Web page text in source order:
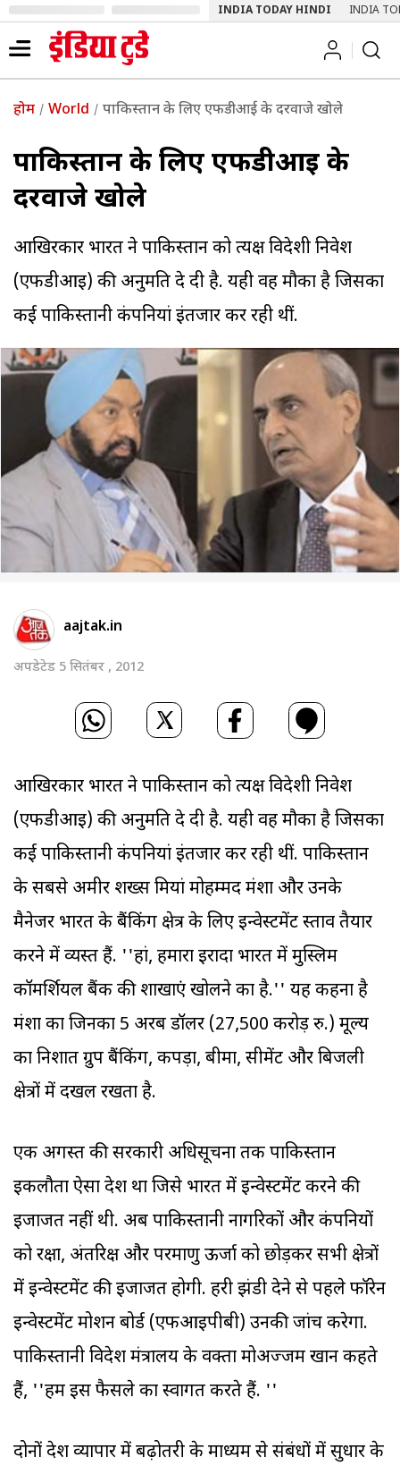
INDIA TODAY HINDI INDIA
होम World पाकिस्तान के लिए एफडीआई के दरवाजे खोले
पाकिस्तान के लिए एफडीआई के
दरवाजे खोले
आखिरकार भारत ने पाकिस्तान को प्रत्यक्ष विदेशी निवेश
(एफडीआइ) की अनुमति दे दी है. यही वह मौका है जिसका
कई पाकिस्तानी कंपनियां इंतजार कर रही थीं.
aajtak.in
अपडेटेड 5 सितंबर , 2012
आखिरकार भारत ने पाकिस्तान को प्रत्यक्ष विदेशी निवेश
(एफडीआइ) की अनुमति दे दी है. यही वह मौका है जिसका
कई पाकिस्तानी कंपनियां इंतजार कर रही थीं. पाकिस्तान
के सबसे अमीर शख्स मियां मोहम्मद मंशा और उनके
मैनेजर भारत के बैंकिंग क्षेत्र के लिए इन्वेस्टमेंट प्रस्ताव तैयार
करने में व्यस्त हैं. ''हां, हमारा इरादा भारत में मुस्लिम
कॉमर्शियल बैंक की शाखाएं खोलने का है.'' यह कहना है
मंशा का जिनका 5 अरब डॉलर (27,500 करोड़ रु.) मूल्य
का निशात ग्रुप बैंकिंग, कपड़ा, बीमा, सीमेंट और बिजली
क्षेत्रों में दखल रखता है.
एक अगस्त की सरकारी अधिसूचना तक पाकिस्तान
इकलौता ऐसा देश था जिसे भारत में इन्वेस्टमेंट करने की
इजाजत नहीं थी. अब पाकिस्तानी नागरिकों और कंपनियों
को रक्षा, अंतरिक्ष और परमाणु ऊर्जा को छोड़कर सभी क्षेत्रों
में इन्वेस्टमेंट की इजाजत होगी. हरी झंडी देने से पहले फॉरेन
इन्वेस्टमेंट प्रमोशन बोर्ड (एफआइपीबी) उनकी जांच करेगा.
पाकिस्तानी विदेश मंत्रालय के प्रवक्ता मोअज्जम खान कहते
हैं, ''हम इस फैसले का स्वागत करते हैं. ''
दोनों देश व्यापार में बढ़ोतरी के माध्यम से संबंधों में सुधार के